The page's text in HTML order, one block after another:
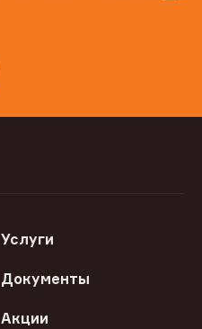
Услуги
Документы
Акции